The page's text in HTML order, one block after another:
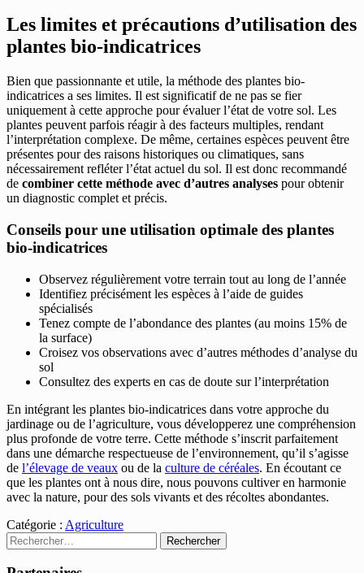
Les limites et précautions d’utilisation des
plantes bio-indicatrices
Bien que passionnante et utile, la méthode des plantes bio-
indicatrices a ses limites. Il est significatif de ne pas se fier
uniquement à cette approche pour évaluer l’état de votre sol. Les
plantes peuvent parfois réagir à des facteurs multiples, rendant
l’interprétation complexe. De même, certaines espèces peuvent être
présentes pour des raisons historiques ou climatiques, sans
nécessairement refléter l’état actuel du sol. Il est donc recommandé
de combiner cette méthode avec d’autres analyses pour obtenir
un diagnostic complet et précis.
Conseils pour une utilisation optimale des plantes
bio-indicatrices
Observez régulièrement votre terrain tout au long de l’année
Identifiez précisément les espèces à l’aide de guides
spécialisés
Tenez compte de l’abondance des plantes (au moins 15% de
la surface)
Croisez vos observations avec d’autres méthodes d’analyse du
sol
Consultez des experts en cas de doute sur l’interprétation
En intégrant les plantes bio-indicatrices dans votre approche du
jardinage ou de l’agriculture, vous développerez une compréhension
plus profonde de votre terre. Cette méthode s’inscrit parfaitement
dans une démarche respectueuse de l’environnement, qu’il s’agisse
de l’élevage de veaux ou de la culture de céréales. En écoutant ce
que les plantes ont à nous dire, nous pouvons cultiver en harmonie
avec la nature, pour des sols vivants et des récoltes abondantes.
Catégorie : Agriculture
Rechercher :